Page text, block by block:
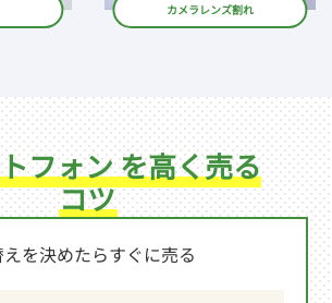
カメラレンズ割れ
フォン を高く売る
コツ
を決めたらすぐに売る